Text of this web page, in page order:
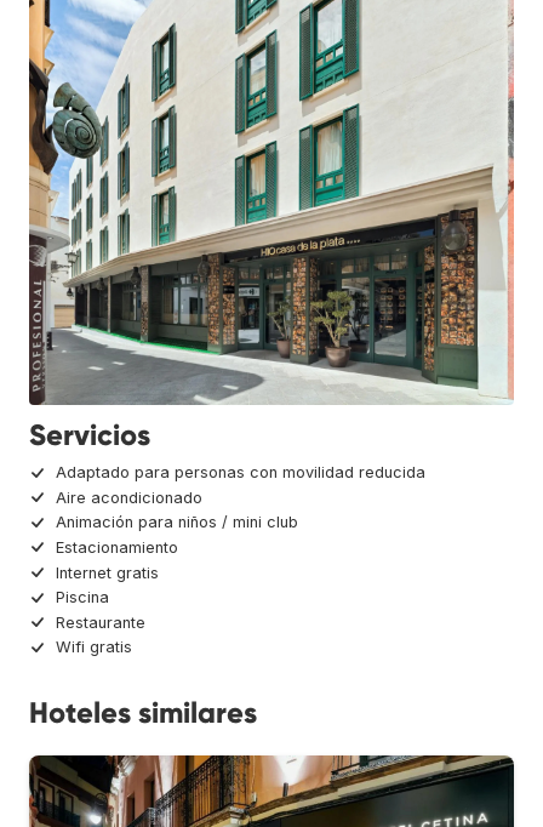
Servicios
Adaptado para personas con movilidad reducida
Aire acondicionado
Animación para niños / mini club
Estacionamiento
Internet gratis
Piscina
Restaurante
Wifi gratis
Hoteles similares